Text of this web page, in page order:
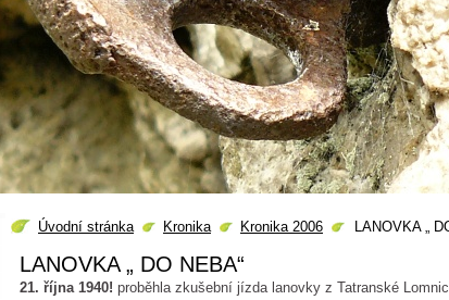
Úvodní stránka Kronika Kronika 2006 LANOVKA „
LANOVKA „ DO NEBA“
21. října 1940! proběhla zkušební jízda lanovky z Tatranské